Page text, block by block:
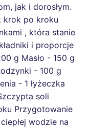
jak i dorosłym.
krok po kroku
, która stanie
i proporcje
g Masło - 150 g
- 100 g
- 1 łyżeczka
soli
Przygotowanie
wodzie na